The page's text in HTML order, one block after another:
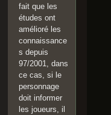
fait que les
études ont
amélioré les
connaissance
s depuis
97/2001, dans
ce cas, si le
personnage
doit informer
les joueurs, il